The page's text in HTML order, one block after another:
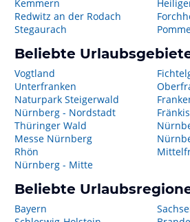
Kemmern
Redwitz an der Rodach
Stegaurach
Beliebte
Vogtland
Unterfranken
Naturpark Steigerwald
Nürnberg - Nordstadt
Thüringer Wald
Messe Nürnberg
Rhön
Nürnberg - Mitte
Beliebte
Bayern